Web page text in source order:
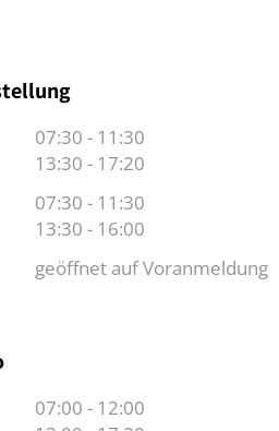
07:30 - 11:30
13:30 - 17:20
07:30 - 11:30
13:30 - 16:00
geöffnet auf Voranmeldung
07:00 - 12:00